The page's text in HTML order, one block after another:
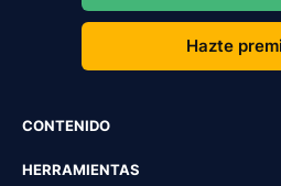
Hazte
CONTENIDO
HERRAMIENTAS